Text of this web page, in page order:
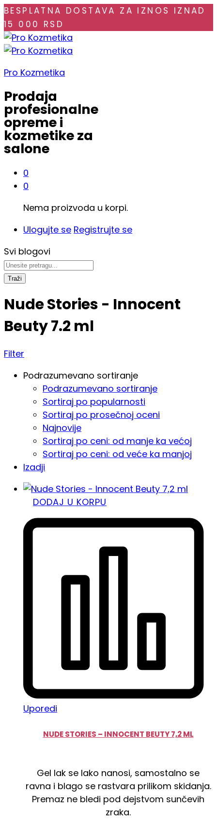
BESPLATNA DOSTAVA ZA IZNOS IZNAD
15 000 RSD
Pro Kozmetika
Prodaja
profesionalne
opreme i
kozmetike za
salone
0
0
Nema proizvoda u korpi.
Ulogujte se Registrujte se
Svi blogovi
Traži
Nude Stories - Innocent
Beuty 7.2 ml
Filter
Podrazumevano sortiranje
Podrazumevano sortiranje
Sortiraj po popularnosti
Sortiraj po prosečnoj oceni
Najnovije
Sortiraj po ceni: od manje ka većoj
Sortiraj po ceni: od veće ka manjoj
Izadji
DODAJ U KORPU
Uporedi
NUDE STORIES – INNOCENT BEUTY 7,2 ML
Gel lak se lako nanosi, samostalno se
ravna i blago se rastvara prilikom skidanja.
Premaz ne bledi pod dejstvom sunčevih
zraka.